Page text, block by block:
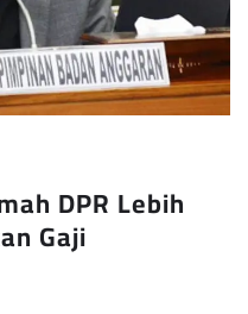
DPR Lebih
Gaji